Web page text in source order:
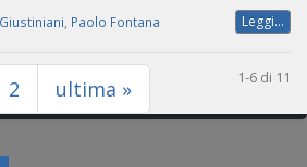
Paolo Fontana Leggi...
2 ultima » 1-6 di 11